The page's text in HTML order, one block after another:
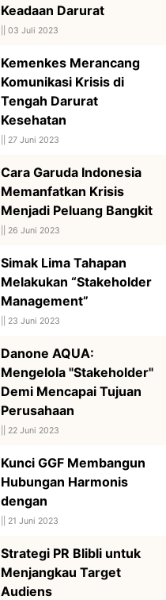
Keadaan Darurat
03 Juli 2023
Kemenkes Merancang
Komunikasi Krisis di
Tengah Darurat
Kesehatan
27 Juni 2023
Cara Garuda Indonesia
Memanfatkan Krisis
Menjadi Peluang Bangkit
26 Juni 2023
Simak Lima Tahapan
Melakukan “Stakeholder
Management”
23 Juni 2023
Danone AQUA:
Mengelola "Stakeholder"
Demi Mencapai Tujuan
Perusahaan
22 Juni 2023
Kunci GGF Membangun
Hubungan Harmonis
dengan
21 Juni 2023
Strategi PR Blibli untuk
Menjangkau Target
Audiens